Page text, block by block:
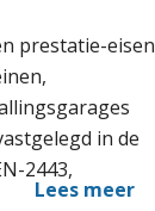
prestatie-eisen
in de
2443,
Lees meer